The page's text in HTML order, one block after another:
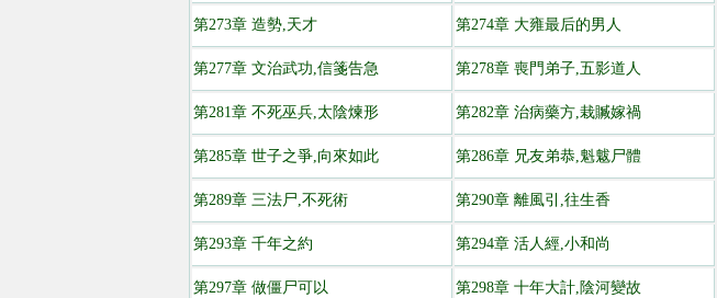
第273章 造勢,天才 第274章 大雍最后的男人
第277章 文治武功,信箋告急 第278章 喪門弟子,五影道人
第281章 不死巫兵,太陰煉形 第282章 治病藥方,栽贓嫁禍
第285章 世子之爭,向來如此 第286章 兄友弟恭,魁魃尸體
第289章 三法尸,不死術 第290章 離風引,往生香
第293章 千年之約 第294章 活人經,小和尚
第297章 做僵尸可以 第298章 十年大計,陰河變故